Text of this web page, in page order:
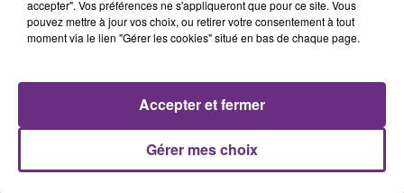
C'était l'une des institutions du centre-ville
rémois. Le magasin JouéClub est contraint de
TITRES DIFFUSÉS
accepter". Vos préférences ne s'appliqueront que pour ce site. Vous
pouvez mettre à jour vos choix, ou retirer votre consentement à tout
moment via le lien "Gérer les cookies" situé en bas de chaque page.
Gérer mes choix
Accepter et fermer